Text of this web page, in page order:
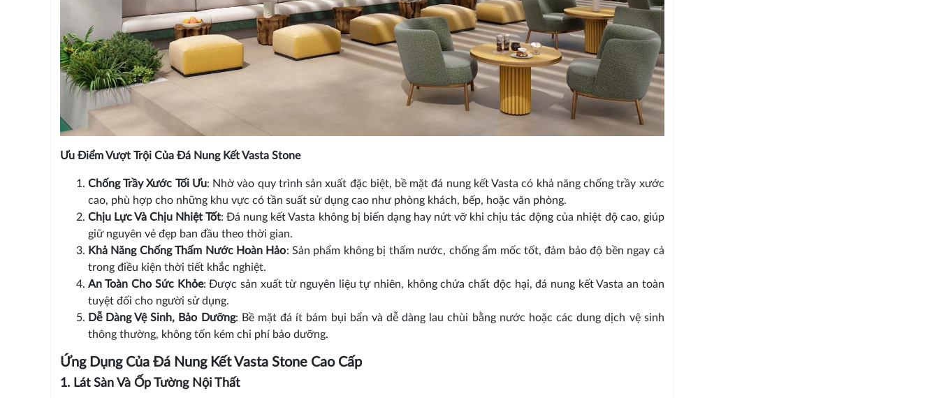
Ưu Điểm Vượt Trội Của Đá Nung Kết Vasta Stone
Chống Trầy Xước Tối Ưu: Nhờ vào quy trình sản xuất đặc biệt, bề mặt đá nung kết Vasta có khả năng chống trầy xước
cao, phù hợp cho những khu vực có tần suất sử dụng cao như phòng khách, bếp, hoặc văn phòng.
Chịu Lực Và Chịu Nhiệt Tốt: Đá nung kết Vasta không bị biến dạng hay nứt vỡ khi chịu tác động của nhiệt độ cao, giúp
giữ nguyên vẻ đẹp ban đầu theo thời gian.
Khả Năng Chống Thấm Nước Hoàn Hảo: Sản phẩm không bị thấm nước, chống ẩm mốc tốt, đảm bảo độ bền ngay cả
trong điều kiện thời tiết khắc nghiệt.
An Toàn Cho Sức Khỏe: Được sản xuất từ nguyên liệu tự nhiên, không chứa chất độc hại, đá nung kết Vasta an toàn
tuyệt đối cho người sử dụng.
Dễ Dàng Vệ Sinh, Bảo Dưỡng: Bề mặt đá ít bám bụi bẩn và dễ dàng lau chùi bằng nước hoặc các dung dịch vệ sinh
thông thường, không tốn kém chi phí bảo dưỡng.
Ứng Dụng Của Đá Nung Kết Vasta Stone Cao Cấp
1. Lát Sàn Và Ốp Tường Nội Thất